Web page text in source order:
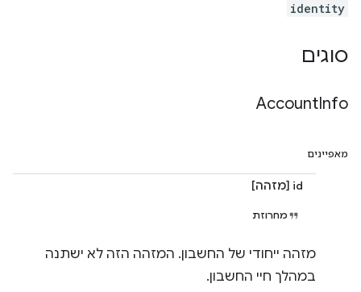
identity
סוגים
AccountInfo
מאפיינים
id [מזהה]
מחרוזת
מזהה ייחודי של החשבון. המזהה הזה לא ישתנה
במהלך חיי החשבון.